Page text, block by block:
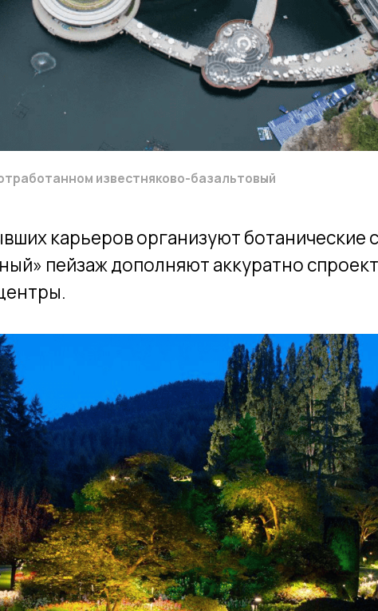
организуют ботанические сады с
дополняют аккуратно
известняково-базальтовый